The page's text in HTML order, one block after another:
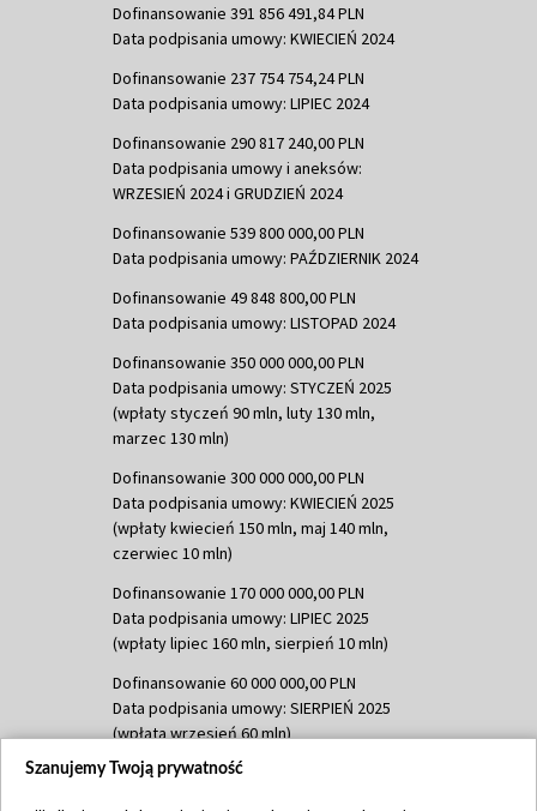
Dofinansowanie 391 856 491,84 PLN
Data podpisania umowy: KWIECIEŃ 2024
Dofinansowanie 237 754 754,24 PLN
Data podpisania umowy: LIPIEC 2024
Dofinansowanie 290 817 240,00 PLN
Data podpisania umowy i aneksów:
WRZESIEŃ 2024 i GRUDZIEŃ 2024
Dofinansowanie 539 800 000,00 PLN
Data podpisania umowy: PAŹDZIERNIK 2024
Dofinansowanie 49 848 800,00 PLN
Data podpisania umowy: LISTOPAD 2024
Dofinansowanie 350 000 000,00 PLN
Data podpisania umowy: STYCZEŃ 2025
(wpłaty styczeń 90 mln, luty 130 mln,
marzec 130 mln)
Dofinansowanie 300 000 000,00 PLN
Data podpisania umowy: KWIECIEŃ 2025
(wpłaty kwiecień 150 mln, maj 140 mln,
czerwiec 10 mln)
Dofinansowanie 170 000 000,00 PLN
Data podpisania umowy: LIPIEC 2025
(wpłaty lipiec 160 mln, sierpień 10 mln)
Dofinansowanie 60 000 000,00 PLN
Data podpisania umowy: SIERPIEŃ 2025
(wpłata wrzesień 60 mln)
Dofinansowanie 635 783 051,21 PLN
Szanujemy Twoją prywatność